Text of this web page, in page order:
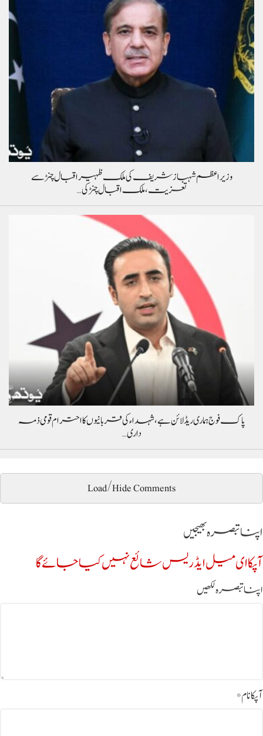
وزیراعظم شہباز شریف کی ملک ظہیر اقبال چنڑ سے
تعزیت، ملک اقبال چنڑ کی…
پاک فوج ہماری ریڈ لائن ہے، شہداء کی قربانیوں کا احترام قومی ذمہ
داری…
Load/Hide Comments
اپنا تبصرہ بھیجیں
آپکا ای میل ایڈریس شائع نہیں کیا جائے گا
اپنا تبصرہ لکھیں
آپکا نام*